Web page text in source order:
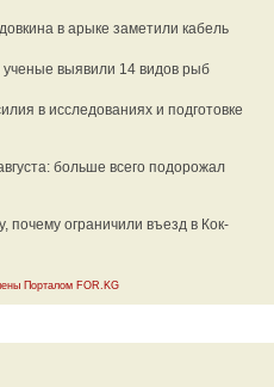
в арыке заметили кабель
выявили 14 видов рыб
в исследованиях и подготовке
больше всего подорожал
ограничили въезд в Кок-
Порталом FOR.KG